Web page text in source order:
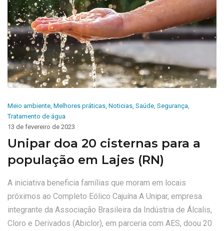
Meio ambiente Melhores práticas Noticias Saúde Segurança
Tratamento de água
13 de fevereiro de 2023
Unipar doa 20 cisternas para a
população em Lajes (RN)
A iniciativa beneficia famílias que moram em locais
próximos ao Completo Eólico Cajuína A Unipar, empresa
integrante da Associação Brasileira da Indústria de Álcalis,
Cloro e Derivados (Abiclor), em parceria com AES, doou 20